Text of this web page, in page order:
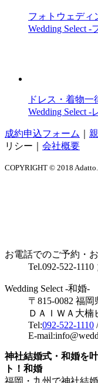
フォトウェディ
Wedding Select
ドレス・着物
Wedding Select -
成約申込フォーム
リシー
会社概要
COPYRIGHT © 2018
お電話でのご予約・
Tel.092-522-1110
Wedding Select -和婚-
〒815-0082 福
ＤＡＩＷＡ大楠
Tel:092-522-1110
E-
神社結婚式・和婚を
ト！和婚
福岡・九州で神社結